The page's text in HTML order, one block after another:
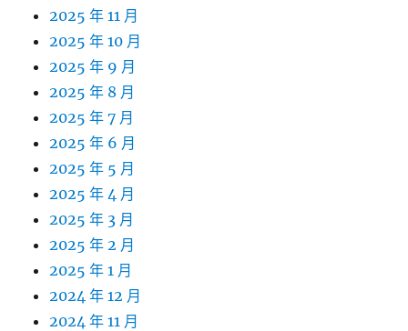
2025 年 11 月
2025 年 10 月
2025 年 9 月
2025 年 8 月
2025 年 7 月
2025 年 6 月
2025 年 5 月
2025 年 4 月
2025 年 3 月
2025 年 2 月
2025 年 1 月
2024 年 12 月
2024 年 11 月